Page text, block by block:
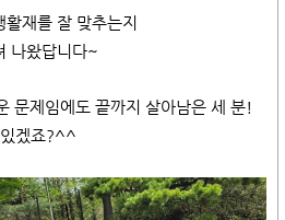
재를 잘 맞추는지
나왔답니다~
문제임에도 끝까지 살아남은 세 분!
있겠죠?^^